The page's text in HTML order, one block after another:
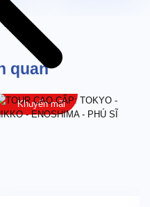
chuẩn bị những giấy tờ chậm
hàng đã có lịch sử đi Du
hệ nhân viên tư vấn khi
quan
Khuyến mãi